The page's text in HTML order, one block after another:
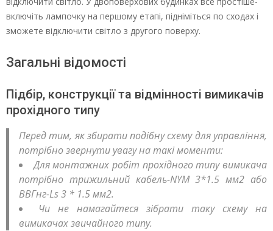
включіть лампочку на першому етапі, підніміться по сходах і
зможете відключити світло з другого поверху.
Загальні відомості
Підбір, конструкції та відмінності вимикачів
прохідного типу
Перед тим, як збирати подібну схему для управління,
потрібно звернути увагу на такі моменти:
Для монтажних робіт прохідного типу вимикача
потрібно трижильний кабель-NYМ 3*1.5 мм2 або
ВВГнг-Ls 3 * 1.5 мм2.
Чи не намагайтеся зібрати таку схему на
вимикачах звичайного типу.